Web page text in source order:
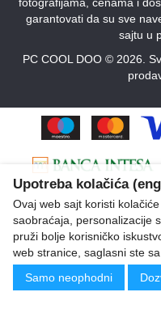
garantovati da su sve
sajtu u
PC COOL DOO © 2026.
Upotreba kolačića
Ovaj web sajt koristi
saobraćaja, personalizacije
pruži bolje korisničko
web stranice, saglasni ste
Samo neophodni